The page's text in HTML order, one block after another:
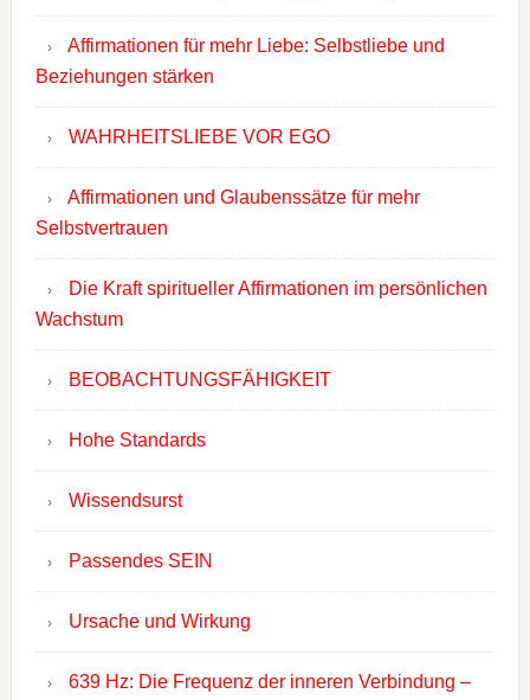
Affirmationen für mehr Liebe: Selbstliebe und
Beziehungen stärken
WAHRHEITSLIEBE VOR EGO
Affirmationen und Glaubenssätze für mehr
Selbstvertrauen
Die Kraft spiritueller Affirmationen im persönlichen
Wachstum
BEOBACHTUNGSFÄHIGKEIT
Hohe Standards
Wissendsurst
Passendes SEIN
Ursache und Wirkung
639 Hz: Die Frequenz der inneren Verbindung –